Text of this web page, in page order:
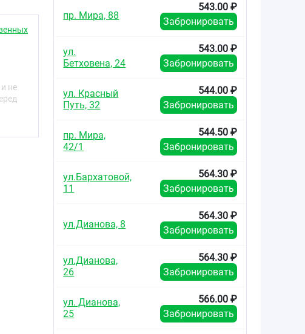
не
пр. Мира, 88
543.00 ₽
Забронировать
ул.
Бетховена, 24
543.00 ₽
Забронировать
ул. Красный
Путь, 32
544.00 ₽
Забронировать
пр. Мира,
42/1
544.50 ₽
Забронировать
ул.Бархатовой,
11
564.30 ₽
Забронировать
ул.Дианова, 8
564.30 ₽
Забронировать
ул.Дианова,
26
564.30 ₽
Забронировать
ул. Дианова,
25
566.00 ₽
Забронировать